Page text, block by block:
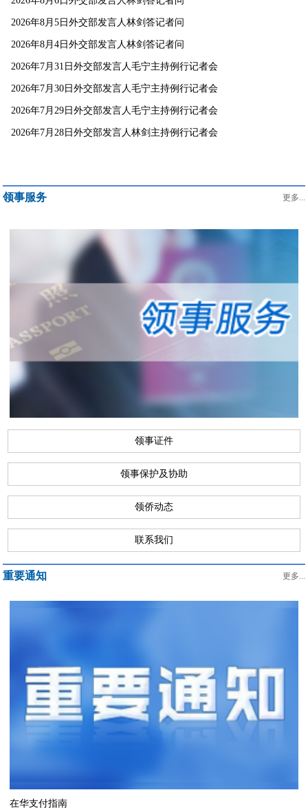
2026年8月5日外交部发言人林剑答记者问
2026年8月4日外交部发言人林剑答记者问
2026年7月31日外交部发言人毛宁主持例行记者会
2026年7月30日外交部发言人毛宁主持例行记者会
2026年7月29日外交部发言人毛宁主持例行记者会
2026年7月28日外交部发言人林剑主持例行记者会
领事服务 更多...
领事证件
领事保护及协助
领侨动态
联系我们
重要通知 更多...
在华支付指南